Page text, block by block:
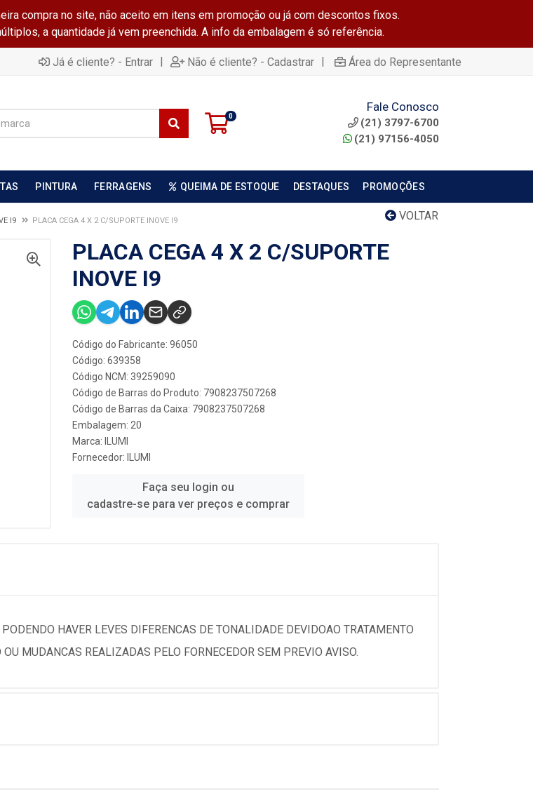
compra no site, não aceito em itens em promoção ou já com descontos fixos.
a quantidade já vem preenchida. A info da embalagem é só referência.
Já é cliente? - Entrar | Não é cliente? - Cadastrar | Área do Representante
0
Fale Conosco
(21) 3797-6700
(21) 97156-4050
PINTURA FERRAGENS QUEIMA DE ESTOQUE DESTAQUES PROMOÇÕES
VOLTAR
I9 PLACA CEGA 4 X 2 C/SUPORTE INOVE I9
PLACA CEGA 4 X 2 C/SUPORTE
INOVE I9
Código do Fabricante: 96050
Código: 639358
Código NCM: 39259090
Código de Barras do Produto: 7908237507268
Código de Barras da Caixa: 7908237507268
Embalagem: 20
Marca:
ILUMI
Fornecedor:
ILUMI
Faça seu login ou
cadastre-se para ver preços e comprar
HAVER LEVES DIFERENCAS DE TONALIDADE DEVIDOAO TRATAMENTO
MUDANCAS REALIZADAS PELO FORNECEDOR SEM PREVIO AVISO.